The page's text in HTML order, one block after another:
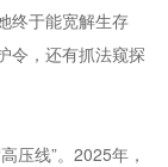
终于能宽解生存
令，还有抓法窥探
压线”。2025年，